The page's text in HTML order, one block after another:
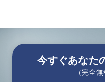
今すぐあなた
（完全